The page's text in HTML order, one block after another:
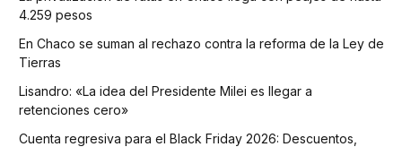
4.259 pesos
En Chaco se suman al rechazo contra la reforma de la Ley de
Tierras
Lisandro: «La idea del Presidente Milei es llegar a
retenciones cero»
Cuenta regresiva para el Black Friday 2026: Descuentos,